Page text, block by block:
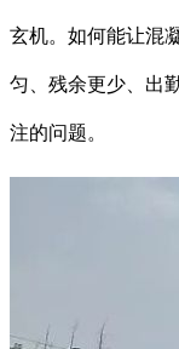
玄机。如何能让混
匀、残余更少、出
注的问题。